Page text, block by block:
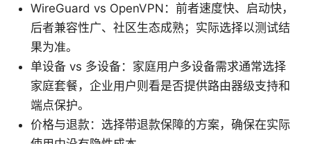
WireGuard vs OpenVPN：前者速度快、启动快，
后者兼容性广、社区生态成熟；实际选择以测试结
果为准。
单设备 vs 多设备：家庭用户多设备需求通常选择
家庭套餐，企业用户则看是否提供路由器级支持和
端点保护。
价格与退款：选择带退款保障的方案，确保在实际